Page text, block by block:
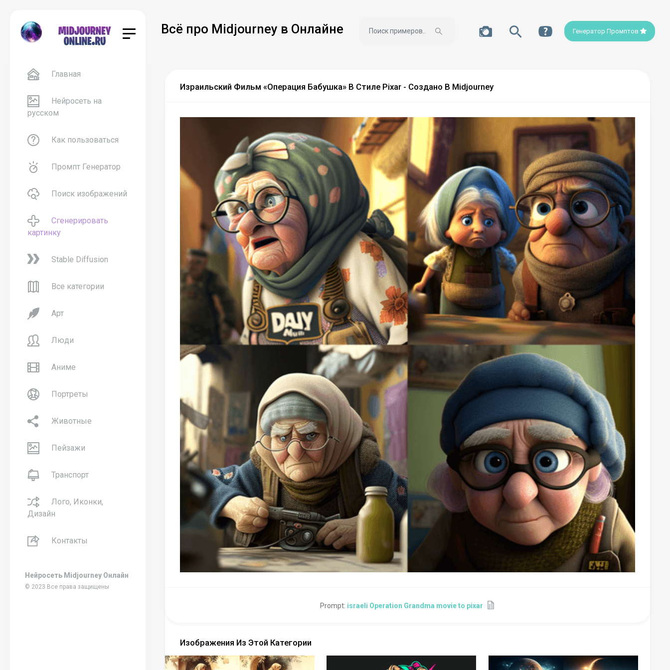
Всё про Midjourney в Онлайне Генератор Промптов
Главная
Нейросеть на
русском
Как пользоваться
Промпт Генератор
Поиск изображений
Сгенерировать
картинку
Stable Diffusion
Все категории
Арт
Люди
Аниме
Портреты
Животные
Пейзажи
Транспорт
Лого, Иконки,
Дизайн
Контакты
Нейросеть Midjourney Онлайн
© 2023 Все права защищены
Израильский Фильм «Операция Бабушка» В Стиле Pixar - Создано В Midjourney
Prompt: israeli Operation Grandma movie to pixar
Изображения Из Этой Категории